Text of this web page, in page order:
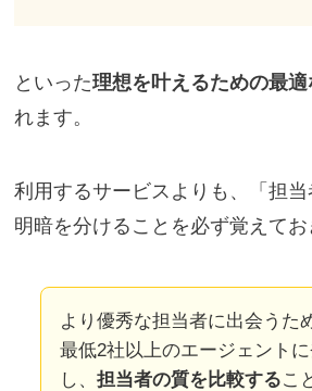
といった理想を叶えるための最
れます。
利用するサービスよりも、「担
明暗を分けることを必ず覚えてお
より優秀な担当者に出会うた
最低2社以上のエージェント
し、担当者の質を比較するこ